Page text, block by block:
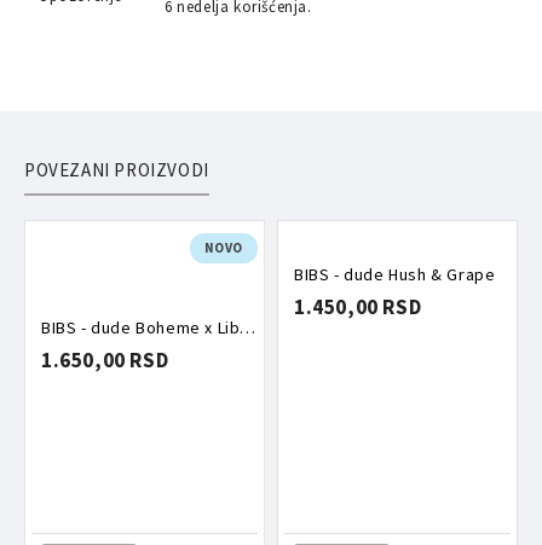
6 nedelja korišćenja.
POVEZANI PROIZVODI
NOVO
BIBS - dude Boheme x Liberty Oscar Meadow Blossom mix
1.650,00 RSD
BIBS - dude Hush & Grape
1.450,00 RSD